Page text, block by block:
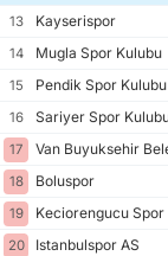
13
Kayserispor
14
Mugla Spor Kulubu
15
Pendik Spor Kulubu
16
Sariyer Spor
17
Van Buyuksehir
18
Boluspor
19
Keciorengucu Spor
20
Istanbulspor AS